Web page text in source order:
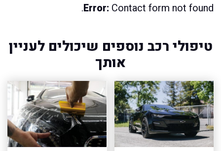
Error: Contact form not found.
טיפולי רכב נוספים שיכולים לעניין
אותך